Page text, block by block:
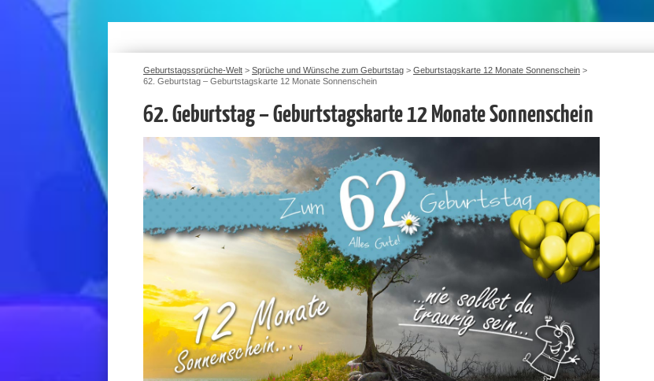
Geburtstagssprüche-Welt > Sprüche und Wünsche zum Geburtstag > Geburtstagskarte 12 Monate Sonnenschein >
62. Geburtstag – Geburtstagskarte 12 Monate Sonnenschein
62. Geburtstag – Geburtstagskarte 12 Monate Sonnenschein